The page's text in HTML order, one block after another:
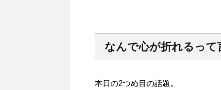
なんで心が折れるって
本日の2つめ目の話題。